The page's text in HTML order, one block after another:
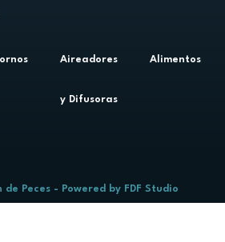
Aireadores
y Difusoras
Alimentos
Peces - Powered by FDF Studio